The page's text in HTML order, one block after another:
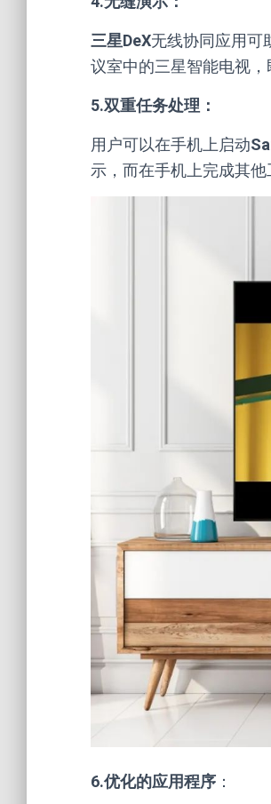
三星DeX无线协同应用可
议室中的三星智能电视，
5.双重任务处理：
用户可以在手机上启动
示，而在手机上完成其他
6.优化的应用程序 ：